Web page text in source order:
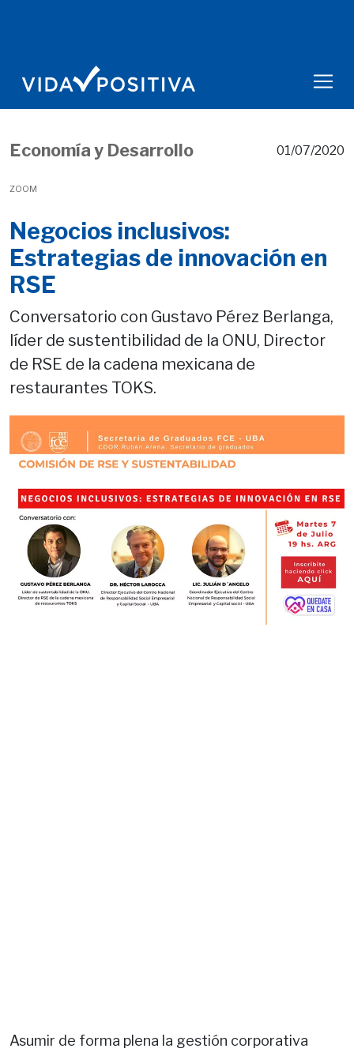
Economía y Desarrollo
ZOOM
01/07/2020
Negocios inclusivos:
Estrategias de innovación en
RSE
Conversatorio con Gustavo Pérez Berlanga,
líder de sustentibilidad de la ONU, Director
de RSE de la cadena mexicana de
restaurantes TOKS.
Asumir de forma plena la gestión corporativa